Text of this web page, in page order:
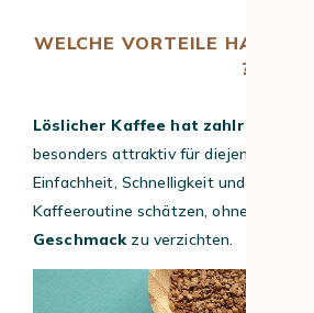
WELCHE VORTEILE HAT
?
Löslicher Kaffee hat zahlreiche
besonders attraktiv für diejenigen
Einfachheit, Schnelligkeit und
Kaffeeroutine schätzen, ohne auf einen
Geschmack zu verzichten.